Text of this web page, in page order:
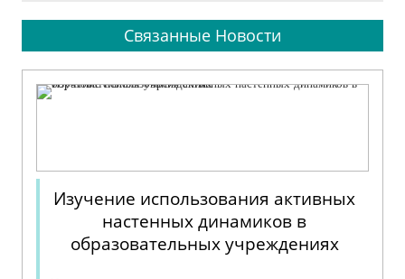
Связанные Новости
Изучение использования активных
настенных динамиков в
образовательных учреждениях